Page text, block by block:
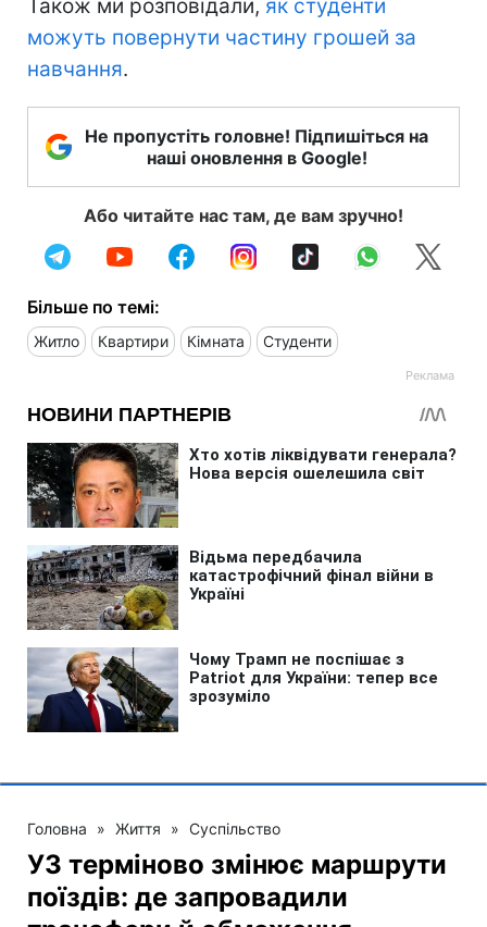
Також ми розповідали, як студенти
можуть повернути частину грошей за
навчання.
Не пропустіть головне! Підпишіться на
наші оновлення в Google!
Або читайте нас там, де вам зручно!
Більше по темі:
Житло Квартири Кімната Студенти
Головна » Життя » Суспільство
УЗ терміново змінює маршрути
поїздів: де запровадили